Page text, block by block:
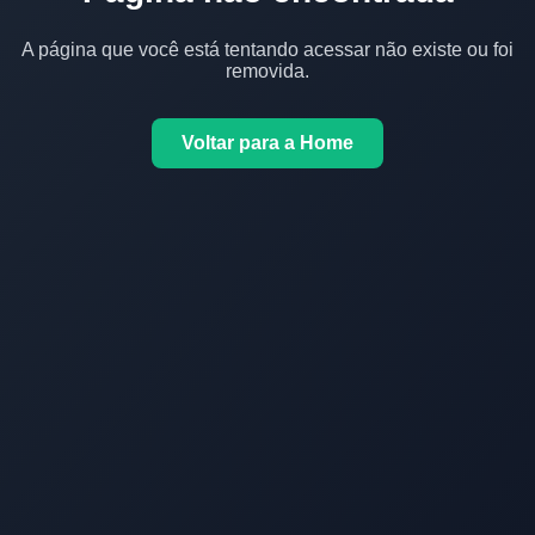
A página que você está tentando acessar não existe ou foi
removida.
Voltar para a Home